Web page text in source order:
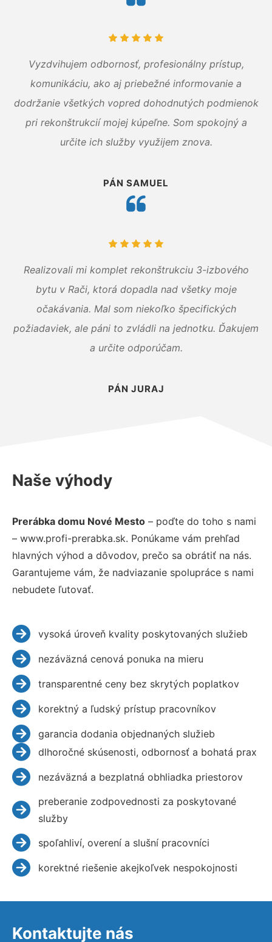
Vyzdvihujem odbornosť, profesionálny prístup,
komunikáciu, ako aj priebežné informovanie a
dodržanie všetkých vopred dohodnutých podmienok
pri rekonštrukcií mojej kúpeľne. Som spokojný a
určite ich služby využijem znova.
PÁN SAMUEL
Realizovali mi komplet rekonštrukciu 3-izbového
bytu v Rači, ktorá dopadla nad všetky moje
očakávania. Mal som niekoľko špecifických
požiadaviek, ale páni to zvládli na jednotku. Ďakujem
a určite odporúčam.
PÁN JURAJ
Naše výhody
Prerábka domu Nové Mesto – poďte do toho s nami
– www.profi-prerabka.sk. Ponúkame vám prehľad
hlavných výhod a dôvodov, prečo sa obrátiť na nás.
Garantujeme vám, že nadviazanie spolupráce s nami
nebudete ľutovať.
vysoká úroveň kvality poskytovaných služieb
nezáväzná cenová ponuka na mieru
transparentné ceny bez skrytých poplatkov
korektný a ľudský prístup pracovníkov
garancia dodania objednaných služieb
dlhoročné skúsenosti, odbornosť a bohatá prax
nezáväzná a bezplatná obhliadka priestorov
preberanie zodpovednosti za poskytované
služby
spoľahliví, overení a slušní pracovníci
korektné riešenie akejkoľvek nespokojnosti
Kontaktujte nás